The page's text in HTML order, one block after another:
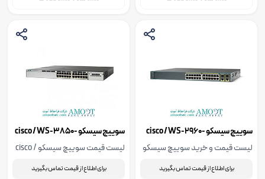
سوییچ سیسکو cisco / WS-2960-
24PC-L-RF
لیست قیمت و خرید سوییچ سیسکو
همراه با مشخصات فنی، جهت اطلاع
برای اطلاع از قیمت تماس بگیرید
سوییچ سیسکو cisco / WS-3850-
24T-S
لیست قیمت سوییچ سیسکو cisco /
برای اطلاع از قیمت تماس بگیرید